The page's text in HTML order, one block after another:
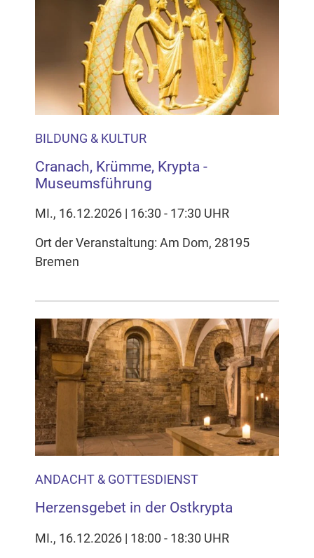
BILDUNG & KULTUR
Cranach, Krümme, Krypta -
Museumsführung
MI., 16.12.2026 | 16:30 - 17:30 UHR
Ort der Veranstaltung: Am Dom, 28195
Bremen
ANDACHT & GOTTESDIENST
Herzensgebet in der Ostkrypta
MI., 16.12.2026 | 18:00 - 18:30 UHR